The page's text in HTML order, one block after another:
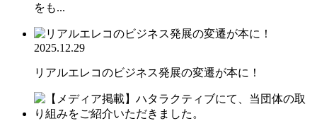
をも...
2025.12.29
リアルエレコのビジネス発展の変遷が本に！